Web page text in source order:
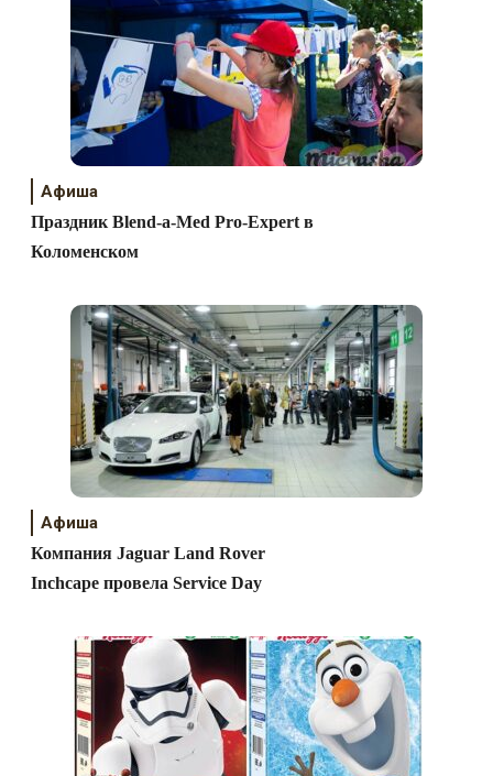
Афиша
Праздник Blend-a-Med Pro-Expert в
Коломенском
Афиша
Компания Jaguar Land Rover
Inchcape провела Service Day